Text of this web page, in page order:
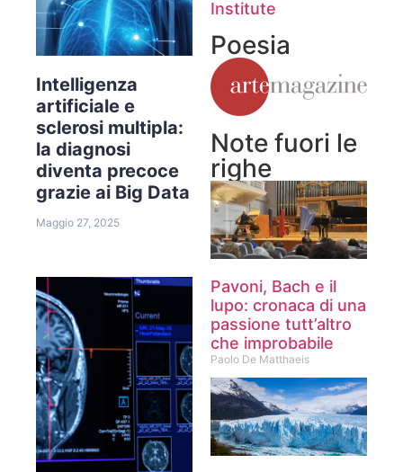
Intelligenza
artificiale e
sclerosi multipla:
la diagnosi
diventa precoce
grazie ai Big Data
Maggio 27, 2025
Institute
Poesia
Note fuori le
righe
Pavoni, Bach e il
lupo: cronaca di una
passione tutt’altro
che improbabile
Paolo De Matthaeis